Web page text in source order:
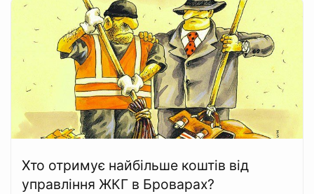
Хто отримує найбільше коштів від
управління ЖКГ в Броварах?